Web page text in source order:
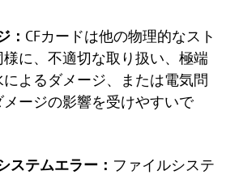
： CFカードは他の物理的なスト
に、不適切な取り扱い、極端
よるダメージ、または電気問
ージの影響を受けやすいで
テムエラー： ファイルシステ